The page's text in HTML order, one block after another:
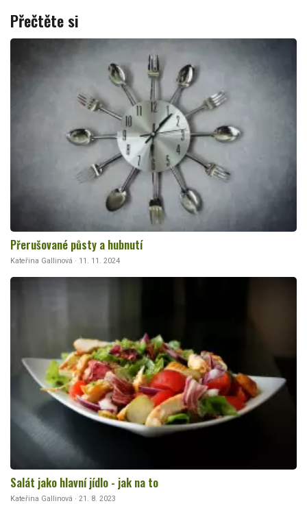
Přečtěte si
Přerušované půsty a hubnutí
Kateřina Gallinová · 11. 11. 2024
Salát jako hlavní jídlo - jak na to
Kateřina Gallinová · 21. 8. 2023